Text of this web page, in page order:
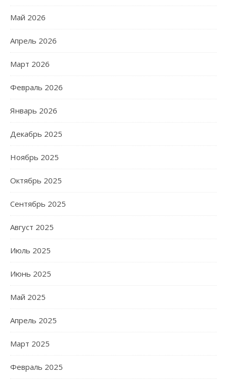
Май 2026
Апрель 2026
Март 2026
Февраль 2026
Январь 2026
Декабрь 2025
Ноябрь 2025
Октябрь 2025
Сентябрь 2025
Август 2025
Июль 2025
Июнь 2025
Май 2025
Апрель 2025
Март 2025
Февраль 2025